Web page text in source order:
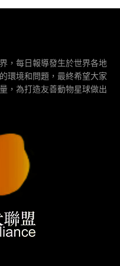
，每日報導發生於世界各地
環境和問題，最終希望大家
，為打造友善動物星球做出